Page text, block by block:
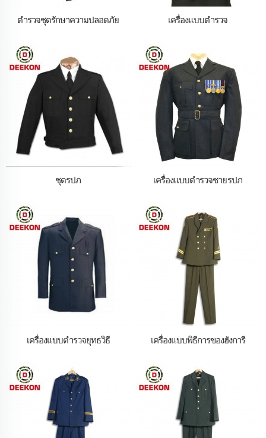
ตำรวจชุดรักษาความปลอดภัย เครื่องแบบตำรวจ
ชุดรปภ เครื่องแบบตำรวจชาย รปภ
เครื่องแบบตำรวจยุทธวิธี เครื่องแบบพิธีการของฮังการี